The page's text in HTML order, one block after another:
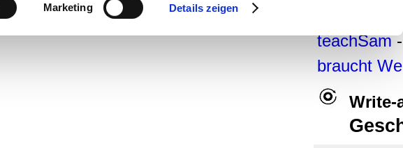
Marketing Details zeigen
teachSam
braucht
Write-